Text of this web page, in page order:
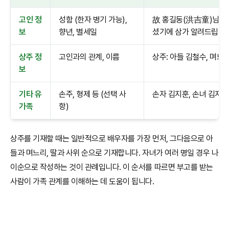
고인 정
보
성함 (한자 병기 가능),
향년, 별세일
故 홍길동(洪吉童)님께
셨기에 삼가 알려드립니
상주 정
보
고인과의 관계, 이름 상주: 아들 김철수, 며느
기타 유
가족
손주, 형제 등 (선택 사
항)
손자 김지훈, 손녀 김지아
상주를 기재할 때는 일반적으로 배우자를 가장 먼저, 그다음으로 아
들과 며느리, 딸과 사위 순으로 기재합니다. 자녀가 여러 명일 경우 나
이순으로 작성하는 것이 관례입니다. 이 순서를 따르면 부고를 받는
사람이 가족 관계를 이해하는 데 도움이 됩니다.